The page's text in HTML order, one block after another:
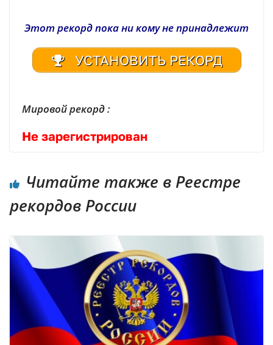
Этот рекорд пока ни кому не принадлежит
УСТАНОВИТЬ РЕКОРД
Мировой рекорд :
Не зарегистрирован
Читайте также в Реестре
рекордов России